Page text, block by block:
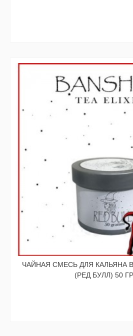
ЧАЙНАЯ СМЕСЬ ДЛЯ КАЛЬЯНА
(РЕД БУЛЛ) 50